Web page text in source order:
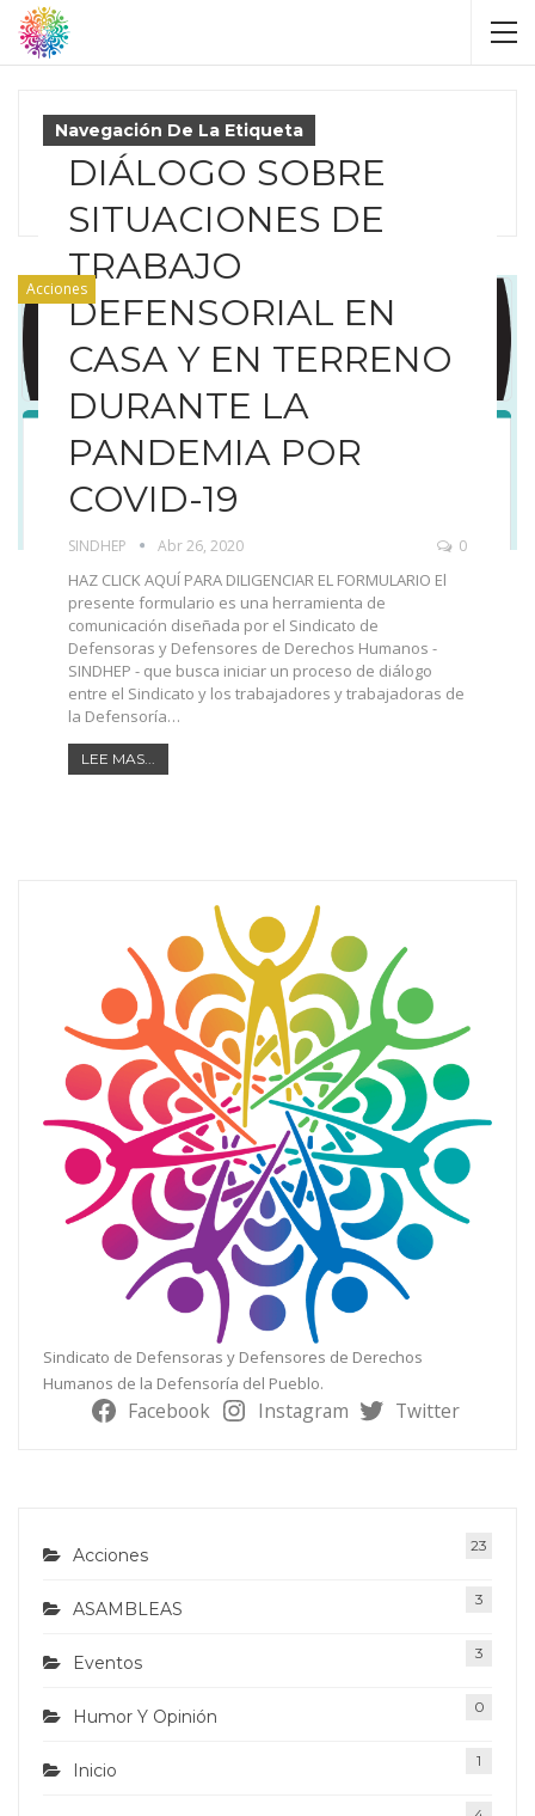
Navegación De La Etiqueta
Bioseguridad
Acciones
DIÁLOGO SOBRE
SITUACIONES DE
TRABAJO
DEFENSORIAL EN
CASA Y EN TERRENO
DURANTE LA
PANDEMIA POR
COVID-19
SINDHEP Abr 26, 2020 0
HAZ CLICK AQUÍ PARA DILIGENCIAR EL FORMULARIO El
presente formulario es una herramienta de
comunicación diseñada por el Sindicato de
Defensoras y Defensores de Derechos Humanos -
SINDHEP - que busca iniciar un proceso de diálogo
entre el Sindicato y los trabajadores y trabajadoras de
la Defensoría…
LEE MAS...
Sindicato de Defensoras y Defensores de Derechos
Humanos de la Defensoría del Pueblo.
Facebook Instagram Twitter
Acciones 23
ASAMBLEAS 3
Eventos 3
Humor Y Opinión 0
Inicio 1